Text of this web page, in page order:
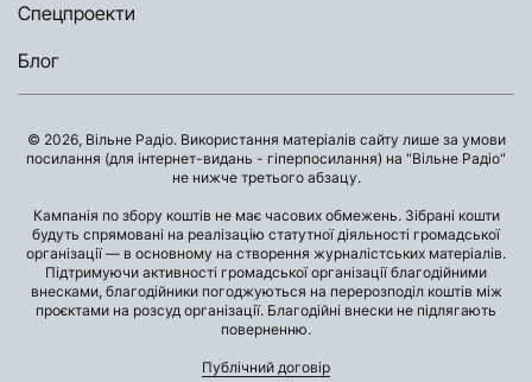
Спецпроекти
Блог
© 2026, Вільне Радіо. Використання матеріалів сайту лише за умови
посилання (для інтернет-видань - гіперпосилання) на "Вільне Радіо"
не нижче третього абзацу.
Кампанія по збору коштів не має часових обмежень. Зібрані кошти
будуть спрямовані на реалізацію статутної діяльності громадської
організації — в основному на створення журналістських матеріалів.
Підтримуючи активності громадської організації благодійними
внесками, благодійники погоджуються на перерозподіл коштів між
проєктами на розсуд організації. Благодійні внески не підлягають
поверненню.
Публічний договір